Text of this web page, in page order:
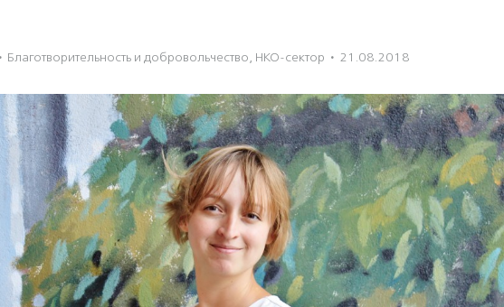
· Благотвори­тель­ность и доброволь­чест­во, НКО-сектор · 21.08.2018